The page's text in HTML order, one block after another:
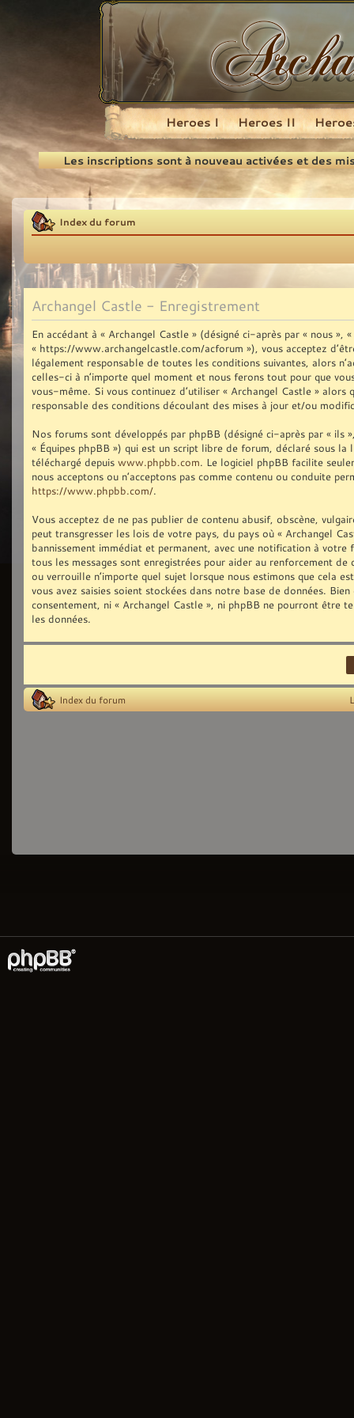
Recherche
Heroes I Heroes II
Les inscriptions sont à nouveau activées et des
Index du forum
Archangel Castle - Enregistrement
En accédant à « Archangel Castle » (désigné ci-après par « nous »,
« https://www.archangelcastle.com/acforum »), vous acceptez
légalement responsable de toutes les conditions suivantes, alors
celles-ci à n’importe quel moment et nous ferons tout pour que
vous-même. Si vous continuez d’utiliser « Archangel Castle »
responsable des conditions découlant des mises à jour et/ou
Nos forums sont développés par phpBB (désigné ci-après par « ils
« Équipes phpBB ») qui est un script libre de forum, déclaré sous la
téléchargé depuis www.phpbb.com. Le logiciel phpBB facilite
nous acceptons ou n’acceptons pas comme contenu ou conduite
https://www.phpbb.com/.
Vous acceptez de ne pas publier de contenu abusif, obscène,
peut transgresser les lois de votre pays, du pays où « Archangel
bannissement immédiat et permanent, avec une notification à votre
tous les messages sont enregistrées pour aider au renforcement
ou verrouille n’importe quel sujet lorsque nous estimons que cela
vous avez saisies soient stockées dans notre base de données.
consentement, ni « Archangel Castle », ni phpBB ne pourront être
les données.
Index du forum